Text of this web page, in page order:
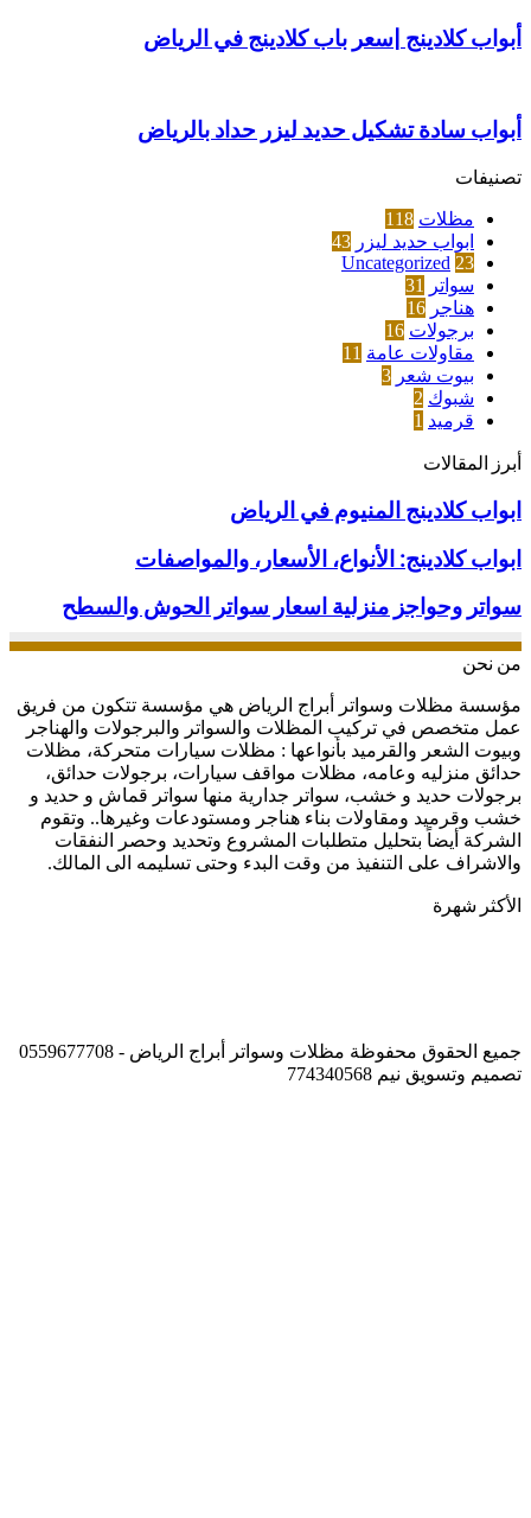
أبواب كلادينج |سعر باب كلادينج في الرياض
أبواب سادة تشكيل حديد ليزر حداد بالرياض
تصنيفات
مظلات 118
ابواب حديد ليزر 43
Uncategorized 23
سواتر
31
هناجر 16
برجولات 16
مقاولات عامة 11
بيوت شعر 3
شبوك 2
قرميد 1
أبرز المقالات
ابواب
كلادينج
المنيوم
في
الرياض
ابواب كلادينج المنيوم في الرياض
ابواب
كلادينج:
الأنواع،
الأسعار،
والمواصفات
ابواب كلادينج: الأنواع، الأسعار، والمواصفات
سواتر
وحواجز
منزلية
اسعار
الحوش
والسطح
سواتر وحواجز منزلية اسعار سواتر الحوش والسطح
من نحن
مؤسسة مظلات وسواتر أبراج الرياض هي مؤسسة تتكون من فريق
عمل متخصص في تركيب المظلات والسواتر والبرجولات والهناجر
وبيوت الشعر والقرميد بأنواعها : مظلات سيارات متحركة، مظلات
حدائق منزليه وعامه، مظلات مواقف سيارات، برجولات حدائق،
برجولات حديد و خشب، سواتر جدارية منها سواتر قماش و حديد و
خشب وقرميد ومقاولات بناء هناجر ومستودعات وغيرها.. وتقوم
الشركة أيضاً بتحليل متطلبات المشروع وتحديد وحصر النفقات
والاشراف على التنفيذ من وقت البدء وحتى تسليمه الى المالك.
الأكثر شهرة
جميع الحقوق محفوظة مظلات وسواتر أبراج الرياض - 0559677708
تصميم وتسويق نيم 774340568